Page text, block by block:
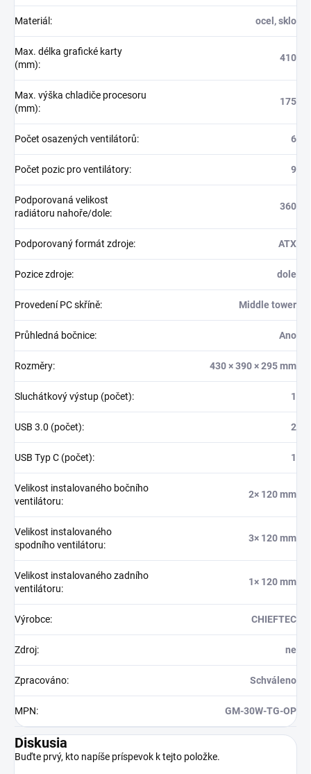
Materiál : ocel, sklo
Max. délka grafické karty
(mm):
410
Max. výška chladiče procesoru
(mm):
175
Počet osazených ventilátorů: 6
Počet pozic pro ventilátory: 9
Podporovaná velikost
radiátoru nahoře/dole:
360
Podporovaný formát zdroje: ATX
Pozice zdroje: dole
Provedení PC skříně: Middle tower
Průhledná bočnice: Ano
Rozměry: 430 × 390 × 295 mm
Sluchátkový výstup (počet): 1
USB 3.0 (počet): 2
USB Typ C (počet): 1
Velikost instalovaného bočního
ventilátoru:
2× 120 mm
Velikost instalovaného
spodního ventilátoru:
3× 120 mm
Velikost instalovaného zadního
ventilátoru:
1× 120 mm
Výrobce: CHIEFTEC
Zdroj: ne
Zpracováno: Schváleno
MPN: GM-30W-TG-OP
Diskusia
Buďte prvý, kto napíše príspevok k tejto položke.